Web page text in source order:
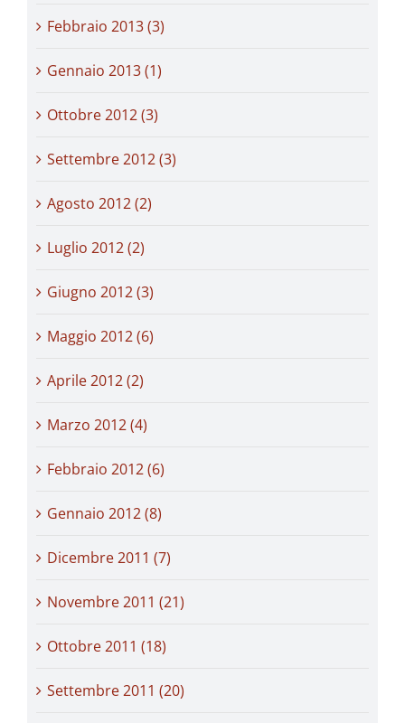
Febbraio 2013 (3)
Gennaio 2013 (1)
Ottobre 2012 (3)
Settembre 2012 (3)
Agosto 2012 (2)
Luglio 2012 (2)
Giugno 2012 (3)
Maggio 2012 (6)
Aprile 2012 (2)
Marzo 2012 (4)
Febbraio 2012 (6)
Gennaio 2012 (8)
Dicembre 2011 (7)
Novembre 2011 (21)
Ottobre 2011 (18)
Settembre 2011 (20)